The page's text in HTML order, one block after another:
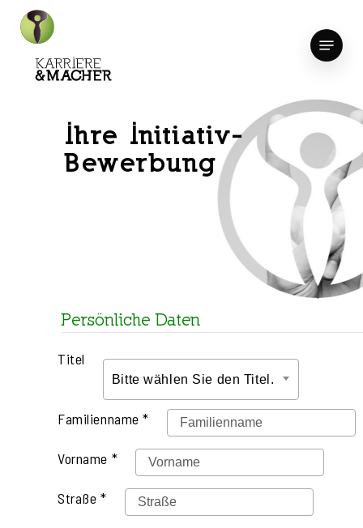
Skip
content
Menu
Ihre Initiativ-
Bewerbung
Persönliche Daten
Titel
Bitte wählen Sie den Titel.
Familienname *
Vorname *
Straße *
Close